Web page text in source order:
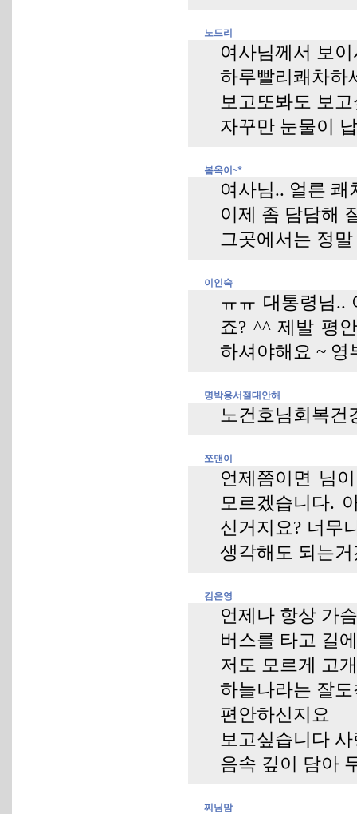
노드리
여사님께서 보
하루빨리쾌차하
보고또봐도 보
자꾸만 눈물이
봄옥이~*
여사님.. 얼른 쾌
이제 좀 담담해
그곳에서는 정
이인숙
ㅠㅠ 대통령님..
죠? ^^ 제발 평
하셔야해요 ~ 영
명박용서절대안해
노건호님회복
쪼맨이
언제쯤이면 님
모르겠습니다.
신거지요? 너무
생각해도 되는거
김은영
언제나 항상 가
버스를 타고 길
저도 모르게 고
하늘나라는 잘
편안하신지요
보고싶습니다
음속 깊이 담아
찌님맘